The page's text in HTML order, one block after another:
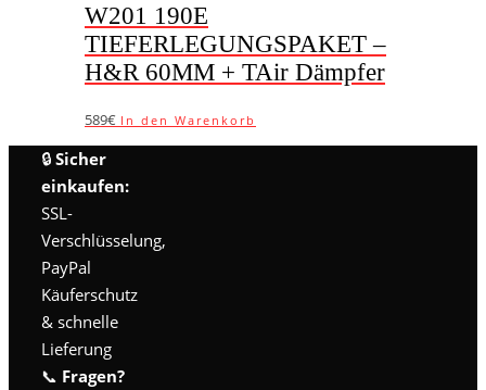
W201 190E
TIEFERLEGUNGSPAKET –
H&R 60MM + TAir Dämpfer
589€ In den Warenkorb
🔒 Sicher
einkaufen:
SSL-
Verschlüsselung,
PayPal
Käuferschutz
& schnelle
Lieferung
📞 Fragen?